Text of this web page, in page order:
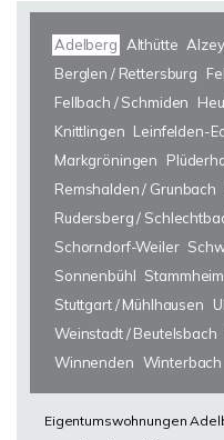
Adelberg Althütte
Berglen / Rettersburg
Fellbach / Schmiden
Knittlingen Leinfelden-
Markgröningen
Remshalden / Grunbach
Rudersberg /
Schorndorf-Weiler
Sonnenbühl Stammheim
Stuttgart / Mühlhausen
Weinstadt / Beutelsbach
Winnenden Winterbach
Eigentumswohnungen